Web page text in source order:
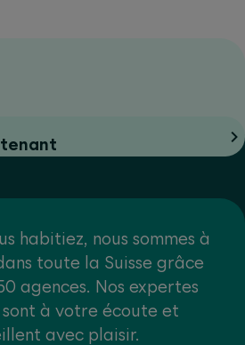
habitiez, nous sommes à
toute la Suisse grâce
agences. Nos expertes
à votre écoute et
avec plaisir.